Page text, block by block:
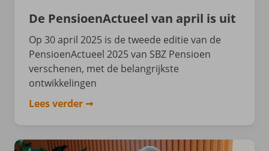
De PensioenActueel van april is uit
Op 30 april 2025 is de tweede editie van de
PensioenActueel 2025 van SBZ Pensioen
verschenen, met de belangrijkste
ontwikkelingen
Lees verder